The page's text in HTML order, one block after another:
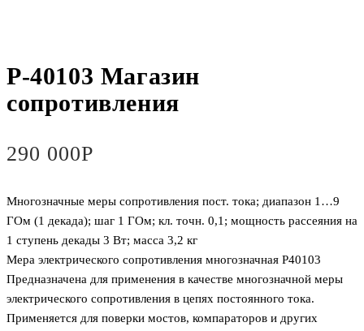
Р-40103 Магазин
сопротивления
290 000Р
Многозначные меры сопротивления пост. тока; диапазон 1…9
ГОм (1 декада); шаг 1 ГОм; кл. точн. 0,1; мощность рассеяния на
1 ступень декады 3 Вт; масса 3,2 кг
Мера электрического сопротивления многозначная Р40103
Предназначена для применения в качестве многозначной меры
электрического сопротивления в цепях постоянного тока.
Применяется для поверки мостов, компараторов и других